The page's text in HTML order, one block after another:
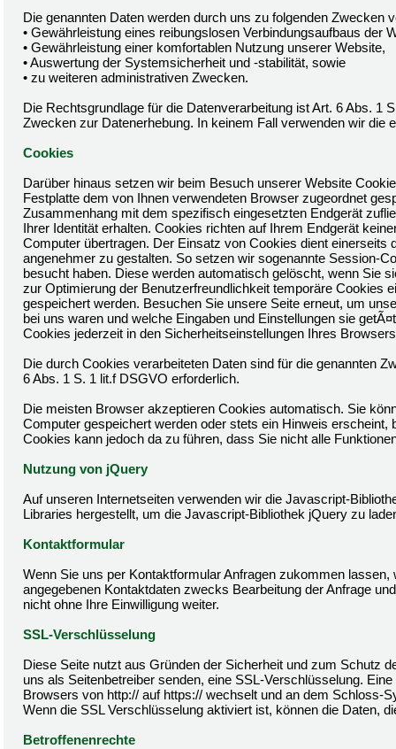
Die genannten Daten werden durch uns zu folgenden Zwecken
• Gewährleistung eines reibungslosen Verbindungsaufbaus der
• Gewährleistung einer komfortablen Nutzung unserer Website,
• Auswertung der Systemsicherheit und -stabilität, sowie
• zu weiteren administrativen Zwecken.
Die Rechtsgrundlage für die Datenverarbeitung ist Art. 6 Abs. 1
Zwecken zur Datenerhebung. In keinem Fall verwenden wir
Cookies
Darüber hinaus setzen wir beim Besuch unserer Website
Festplatte dem von Ihnen verwendeten Browser zugeordnet
Zusammenhang mit dem spezifisch eingesetzten Endgerät
Ihrer Identität erhalten. Cookies richten auf Ihrem Endgerät
Computer übertragen. Der Einsatz von Cookies dient einerseits
angenehmer zu gestalten. So setzen wir sogenannte Session-
besucht haben. Diese werden automatisch gelöscht, wenn Sie
zur Optimierung der Benutzerfreundlichkeit temporäre Cookies
gespeichert werden. Besuchen Sie unsere Seite erneut, um
bei uns waren und welche Eingaben und Einstellungen sie
Cookies jederzeit in den Sicherheitseinstellungen Ihres
Die durch Cookies verarbeiteten Daten sind für die genannten
6 Abs. 1 S. 1 lit.f DSGVO erforderlich.
Die meisten Browser akzeptieren Cookies automatisch. Sie
Computer gespeichert werden oder stets ein Hinweis
Cookies kann jedoch da zu führen, dass Sie nicht alle
Nutzung von jQuery
Auf unseren Internetseiten verwenden wir die Javascript-
Libraries hergestellt, um die Javascript-Bibliothek jQuery zu
Kontaktformular
Wenn Sie uns per Kontaktformular Anfragen zukommen
angegebenen Kontaktdaten zwecks Bearbeitung der Anfrage
nicht ohne Ihre Einwilligung weiter.
SSL-Verschlüsselung
Diese Seite nutzt aus Gründen der Sicherheit und zum Schutz
uns als Seitenbetreiber senden, eine SSL-Verschlüsselung.
Browsers von http:// auf https:// wechselt und an dem Schloss-
Wenn die SSL Verschlüsselung aktiviert ist, können die Daten,
Betroffenenrechte